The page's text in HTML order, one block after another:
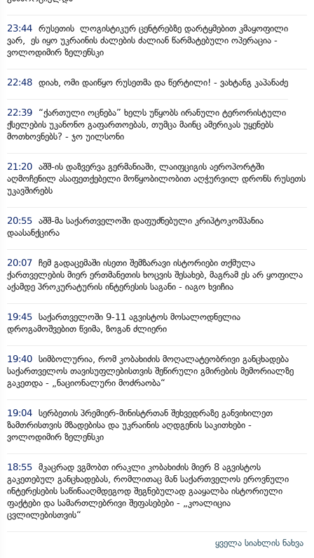
23:44 რუსეთის ლოგისტიკურ ცენტრებზე დარტყმებით კმაყოფილი
ვარ, ეს იყო უკრაინის ძალების ძალიან წარმატებული ოპერაცია -
ვოლოდიმირ ზელენსკი
22:48 დიახ, ომი დაიწყო რუსეთმა და წერტილი! - ვახტანგ კაპანაძე
22:39
“ქართული ოცნება” ხელს უწყობს ირანული ტერორისტული
ქსელების უკანონო გაფართოებას, თუმცა მაინც ამერიკას უყენებს
მოთხოვნებს? - ჯო უილსონი
21:20 აშშ-ის დაზვერვა გერმანიაში, ლაიფციგის აეროპორტში
აღმოჩენილ ასაფეთქებელი მოწყობილობით აღჭურვილ დრონს რუსეთს
უკავშირებს
20:55 აშშ-მა საქართველოში დაფუძნებული კრიპტოკომპანია
დაასანქცირა
20:07 ჩემ გადაცემაში ისეთი შემზარავი ისტორიები თქმულა
ქართველების მიერ ერთმანეთის ხოცვის შესახებ, მაგრამ ეს არ ყოფილა
აქამდე პროკურატურის ინტერესის საგანი - იაგო ხვიჩია
19:45 საქართველოში 9-11 აგვისტოს მოსალოდნელია
დროგამოშვებით წვიმა, ზოგან ძლიერი
19:40 სიმბოლურია, რომ კობახიძის მოღალატეობრივი განცხადება
საქართველოს თავისუფლებისთვის შეწირული გმირების მემორიალზე
გაკეთდა - „ნაციონალური მოძრაობა“
19:04 სერბეთის პრემიერ-მინისტრთან შეხვედრაზე განვიხილეთ
ზამთრისთვის მზადებისა და უკრაინის აღდგენის საკითხები -
ვოლოდიმირ ზელენსკი
18:55 მკაცრად ვგმობთ ირაკლი კობახიძის მიერ 8 აგვისტოს
გაკეთებულ განცხადებას, რომლითაც მან საქართველოს ეროვნული
ინტერესების საწინააღმდეგოდ შეგნებულად გააყალბა ისტორიული
ფაქტები და სამართლებრივი შეფასებები - „კოალიცია
ცვლილებისთვის“
ყველა სიახლის ნახვა